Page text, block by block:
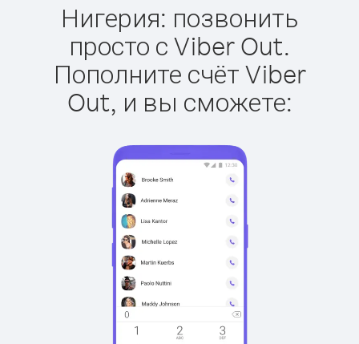
Нигерия: позвонить
просто с Viber Out.
Пополните счёт Viber
Out, и вы сможете: